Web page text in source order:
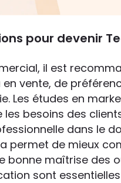
pour devenir
il est
vente, de
Les études en
besoins des
dans le
permet de mieux
bonne maîtrise des
sont